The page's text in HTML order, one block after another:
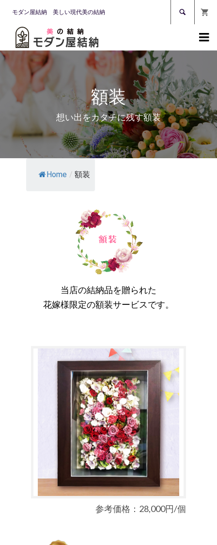
モダン屋結納 美しい現代美の結納 

額装
想い出をカタチに残す額装
Home / 額装
当店の結納品を贈られた
花嫁様限定の額装サービスです。
参考価格：28,000円/個